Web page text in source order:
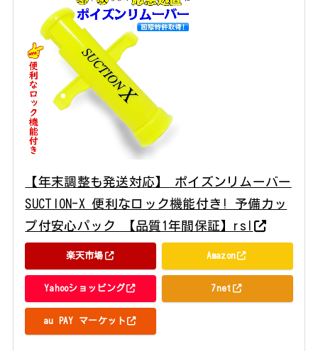
【年末調整も発送対応】 ポイズンリムーバー
SUCTION-X 便利なロック機能付き! 予備カッ
プ付安心パック 【品質1年間保証】rsl
楽天市場 Amazon
Yahooショッピング 7net
au PAY マーケット